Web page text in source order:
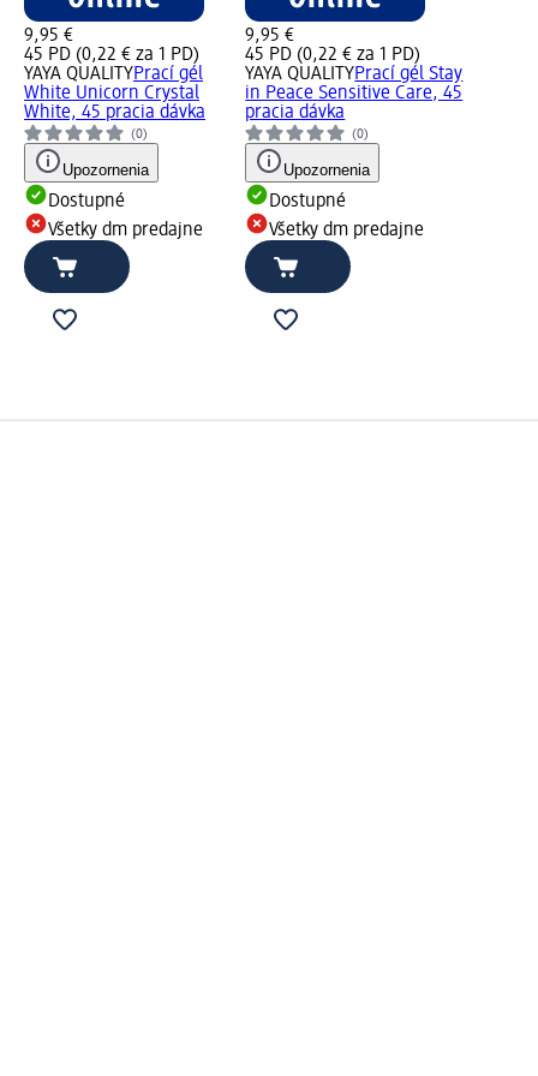
9,95 €
45 PD (0,22 € za 1 PD)
YAYA QUALITYPrací gél
White Unicorn Crystal
White, 45 pracia dávka
(0)
Upozornenia
Dostupné
Všetky dm predajne
9,95 €
45 PD (0,22 € za 1 PD)
YAYA QUALITYPrací gél Stay
in Peace Sensitive Care, 45
pracia dávka
(0)
Upozornenia
Dostupné
Všetky dm predajne